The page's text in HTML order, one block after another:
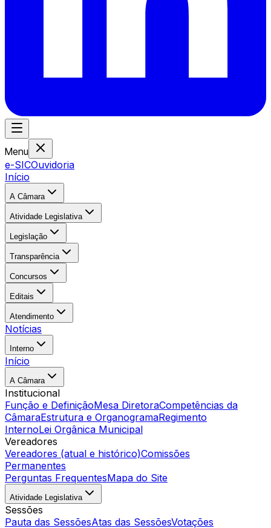
Menu
e-SICOuvidoria
Início
A Câmara
Atividade Legislativa
Legislação
Transparência
Concursos
Editais
Atendimento
Notícias
Interno
Início
A Câmara
Institucional
Função e DefiniçãoMesa DiretoraCompetências da
CâmaraEstrutura e OrganogramaRegimento
InternoLei Orgânica Municipal
Vereadores
Vereadores (atual e histórico)Comissões
Permanentes
Perguntas FrequentesMapa do Site
Atividade Legislativa
Sessões
Pauta das SessõesAtas das SessõesVotações